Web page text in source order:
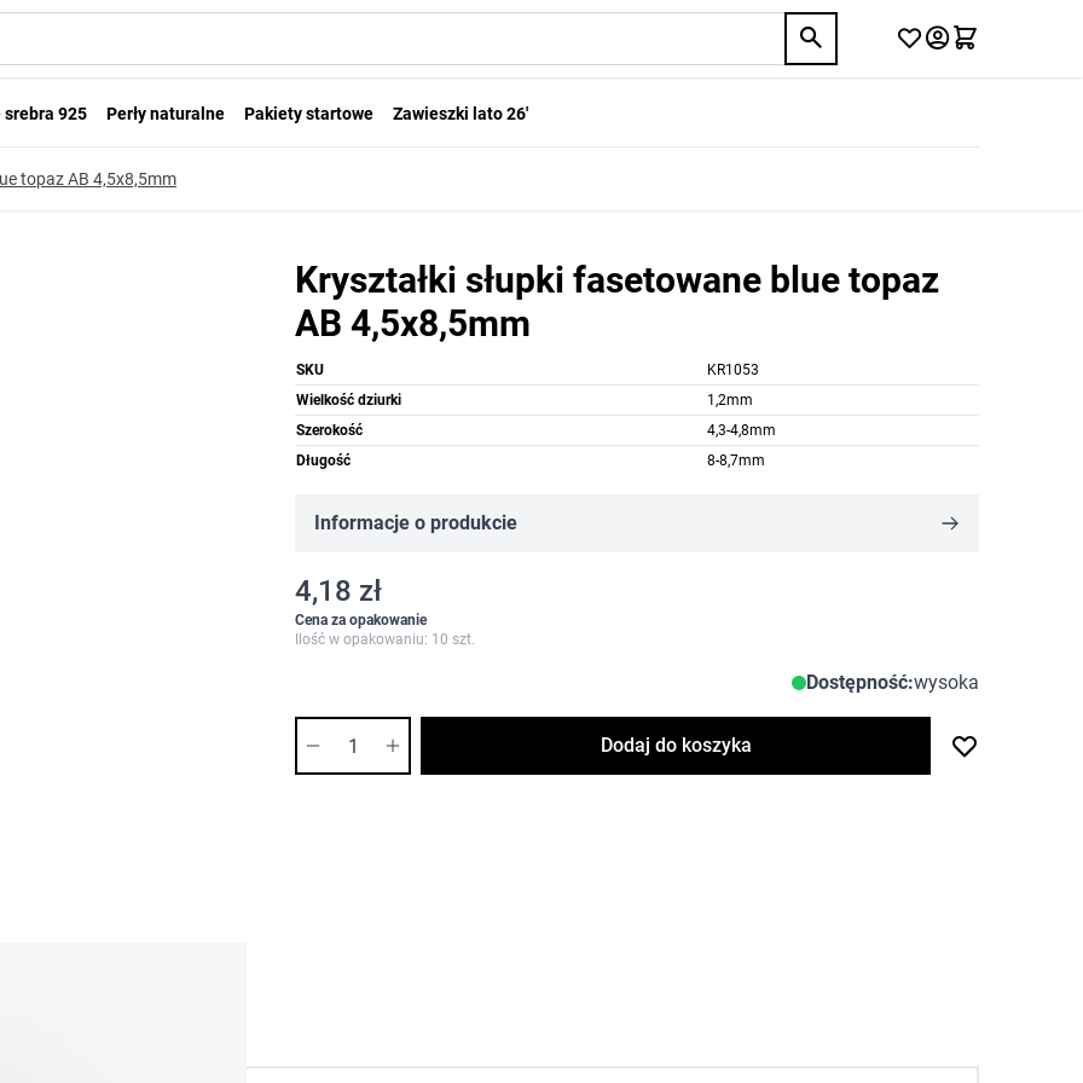
srebra 925 Perły naturalne Pakiety startowe Zawieszki lato 26'
topaz AB 4,5x8,5mm
Kryształki słupki fasetowane blue topaz
AB 4,5x8,5mm
SKU
KR1053
Wielkość dziurki
1,2mm
Szerokość
4,3-4,8mm
Długość
8-8,7mm
Informacje o produkcie
4,18 zł
Cena za opakowanie
Ilość w opakowaniu: 10 szt.
Dostępność:wysoka
Dodaj do koszyka